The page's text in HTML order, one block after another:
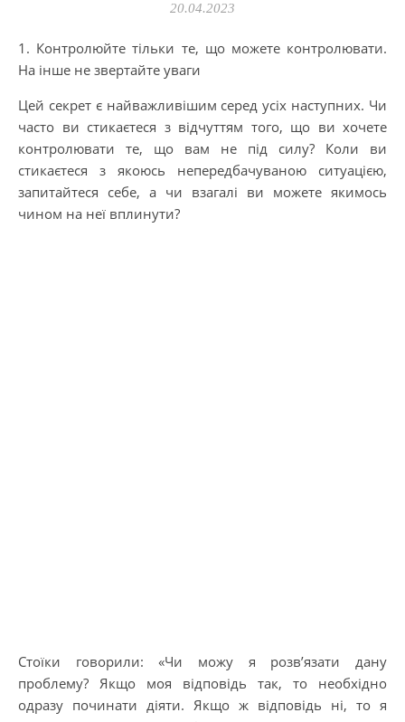
20.04.2023
1. Контролюйте тільки те, що можете контролювати.
На інше не звертайте уваги
Цей секрет є найважливішим серед усіх наступних. Чи
часто ви стикаєтеся з відчуттям того, що ви хочете
контролювати те, що вам не під силу? Коли ви
стикаєтеся з якоюсь непередбачуваною ситуацією,
запитайтеся себе, а чи взагалі ви можете якимось
чином на неї вплинути?
Стоїки говорили: «Чи можу я розв’язати дану
проблему? Якщо моя відповідь так, то необхідно
одразу починати діяти. Якщо ж відповідь ні, то я